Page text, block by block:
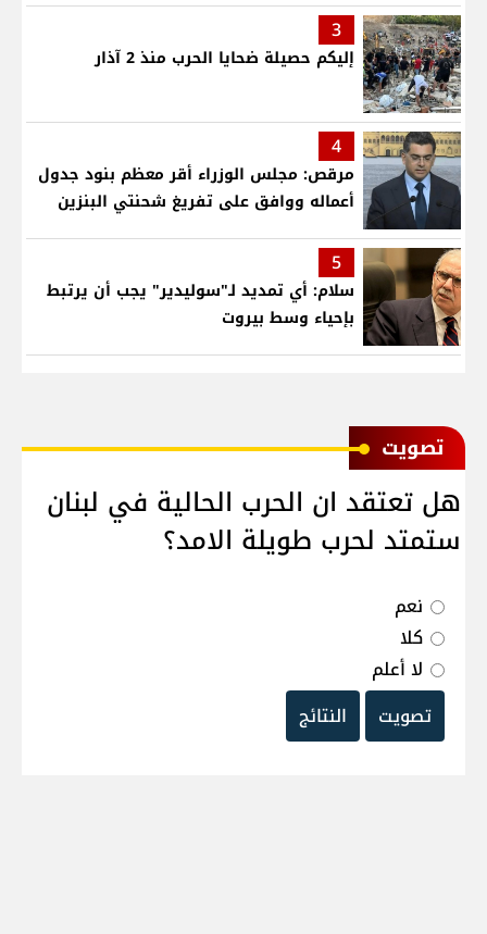
3
إليكم حصيلة ضحايا الحرب منذ 2 آذار
4
مرقص: مجلس الوزراء أقر معظم بنود جدول
أعماله ووافق على تفريغ شحنتي البنزين
5
سلام: أي تمديد لـ"سوليدير" يجب أن يرتبط
بإحياء وسط بيروت
ﺗﺼﻮﻳﺖ
هل تعتقد ان الحرب الحالية في لبنان
ستمتد لحرب طويلة الامد؟
نعم
كلا
لا أعلم
تصويت
النتائج